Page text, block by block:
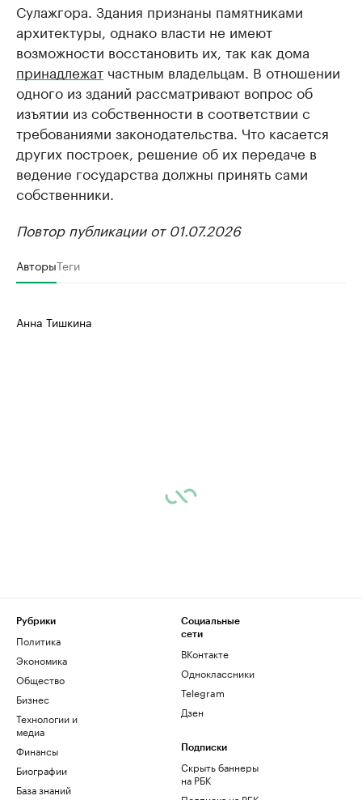
Сулажгора. Здания признаны памятниками
архитектуры, однако власти не имеют
возможности восстановить их, так как дома
принадлежат частным владельцам. В отношении
одного из зданий рассматривают вопрос об
изъятии из собственности в соответствии с
требованиями законодательства. Что касается
других построек, решение об их передаче в
ведение государства должны принять сами
собственники.
Повтор публикации от 01.07.2026
АвторыТеги
Анна Тишкина
Рубрики
Политика
Экономика
Общество
Бизнес
Технологии и
медиа
Финансы
Биографии
База знаний
Социальные
сети
ВКонтакте
Одноклассники
Telegram
Дзен
Подписки
Скрыть баннеры
на РБК